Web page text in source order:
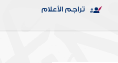
تراجم الأعلام